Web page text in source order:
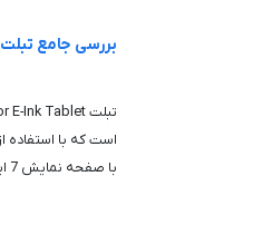
بررسی جامع تبلت Boox 7" Go Color E-Ink
با صفحه نمایش 7 اینچی خود، برای علاقه‌مندان به کتاب‌خوانی ...